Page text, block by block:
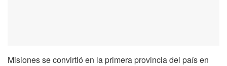
Misiones se convirtió en la primera provincia del país en